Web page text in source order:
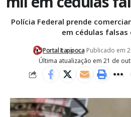
Polícia Federal prende
em cédulas falsas
Última atualização em 21 de
Portal Itapipoca Publicado em